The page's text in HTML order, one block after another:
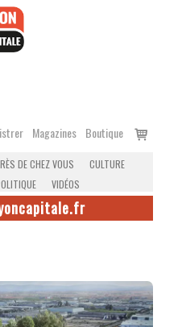
Magazines Boutique
Voir
DE CHEZ VOUS
CULTURE
VIDÉOS